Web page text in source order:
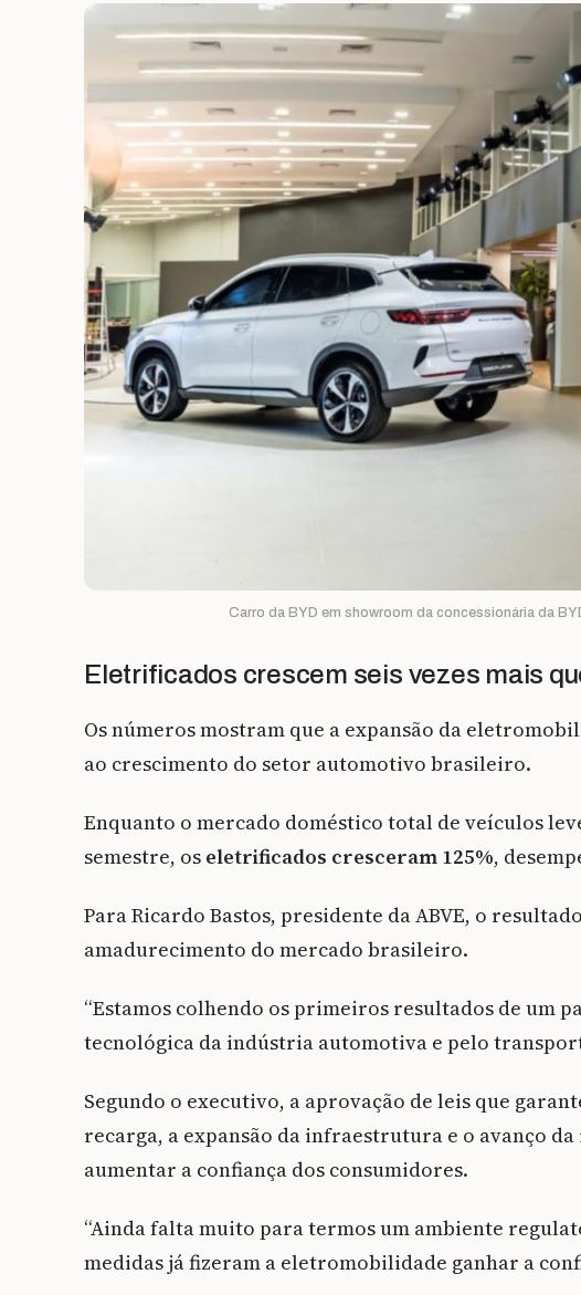
Carro da BYD em showroom da concessionária da
Eletrificados crescem seis vezes mais
Os números mostram que a expansão da
ao crescimento do setor automotivo brasileiro.
Enquanto o mercado doméstico total de veículos
semestre, os eletrificados cresceram 125%,
Para Ricardo Bastos, presidente da ABVE, o
amadurecimento do mercado brasileiro.
“Estamos colhendo os primeiros resultados de um
tecnológica da indústria automotiva e pelo
Segundo o executivo, a aprovação de leis que
recarga, a expansão da infraestrutura e o avanço
aumentar a confiança dos consumidores.
“Ainda falta muito para termos um ambiente
medidas já fizeram a eletromobilidade ganhar a